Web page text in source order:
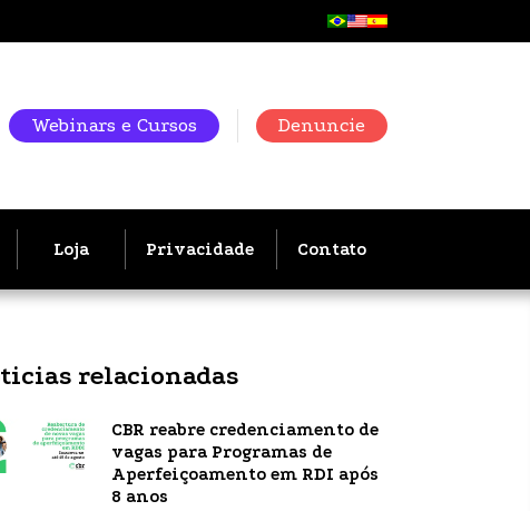
Webinars e Cursos Denuncie
Loja Privacidade Contato
relacionadas
CBR reabre credenciamento de
vagas para Programas de
Aperfeiçoamento em RDI após
8 anos